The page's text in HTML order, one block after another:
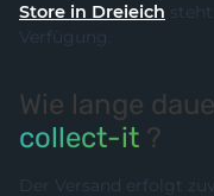
Store in Dreieich
Verfügung.
Wie lange
collect-it ?
Der Versand erfolgt